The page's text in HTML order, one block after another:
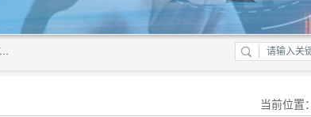
东莞市恒屹国际贸易有限公司（简称：恒屹国际）是一家石化原料综合营销服务商，主营产品乙烯-醋酸乙烯共聚物EVA、聚酰胺PA（尼龙）、醚酯型热塑弹性体TPEE等，公司秉承以市场为导向的战略思想，致力于大宗石化原料在中国市场的营销服务业务，为客户提供一站式的全面服务。
当前位置：